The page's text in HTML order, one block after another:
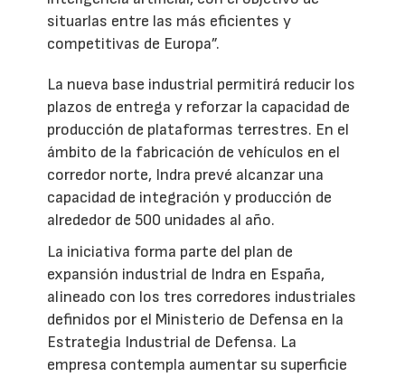
situarlas entre las más eficientes y
competitivas de Europa”.
La nueva base industrial permitirá reducir los
plazos de entrega y reforzar la capacidad de
producción de plataformas terrestres. En el
ámbito de la fabricación de vehículos en el
corredor norte, Indra prevé alcanzar una
capacidad de integración y producción de
alrededor de 500 unidades al año.
La iniciativa forma parte del plan de
expansión industrial de Indra en España,
alineado con los tres corredores industriales
definidos por el Ministerio de Defensa en la
Estrategia Industrial de Defensa. La
empresa contempla aumentar su superficie